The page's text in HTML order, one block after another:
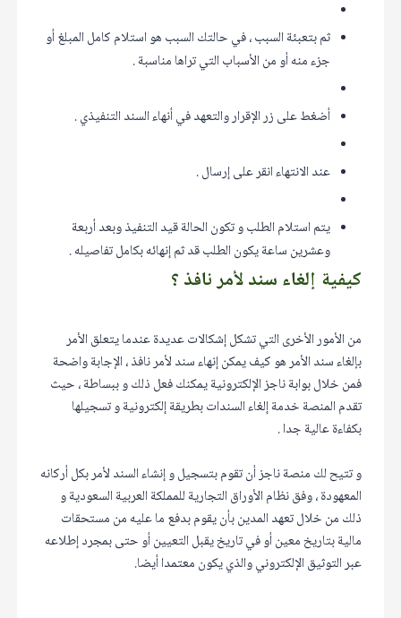
ثم بتعبئة السبب ، في حالتك السبب هو استلام كامل المبلغ أو
جزء منه أو من الأسباب التي تراها مناسبة .
أضغط على زر الإقرار والتعهد في أنهاء السند التنفيذي .
عند الانتهاء انقر على إرسال .
يتم استلام الطلب و تكون الحالة قيد التنفيذ وبعد أربعة
وعشرين ساعة يكون الطلب قد ثم إنهائه بكامل تفاصيله .
كيفية إلغاء سند لأمر نافذ ؟
من الأمور الأخرى التي تشكل إشكالات عديدة عندما يتعلق الأمر
بإلغاء سند الأمر هو كيف يمكن إنهاء سند لأمر نافذ ، الإجابة واضحة
فمن خلال بوابة ناجز الإلكترونية يمكنك فعل ذلك و ببساطة ، حيث
تقدم المنصة خدمة إلغاء السندات بطريقة إلكترونية و تسجيلها
بكفاءة عالية جدا .
و تتيح لك منصة ناجز أن تقوم بتسجيل و إنشاء السند لأمر بكل أركانه
المعهودة ، وفق نظام الأوراق التجارية للمملكة العربية السعودية و
ذلك من خلال تعهد المدين بأن يقوم بدفع ما عليه من مستحقات
مالية بتاريخ معين أو في تاريخ يقبل التعيين أو حتى بمجرد إطلاعه
عبر التوثيق الإلكتروني والذي يكون معتمدا أيضا.